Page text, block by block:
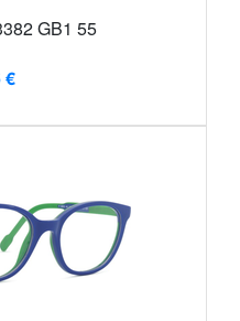
GB1 55
€